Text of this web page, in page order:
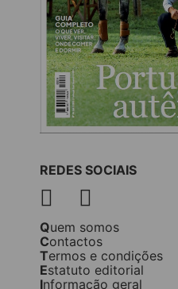
REDES SOCIAIS
Quem somos
Contactos
Termos e condições
Estatuto editorial
Informação geral